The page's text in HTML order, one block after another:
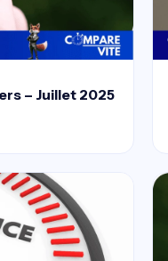
– Juillet 2025